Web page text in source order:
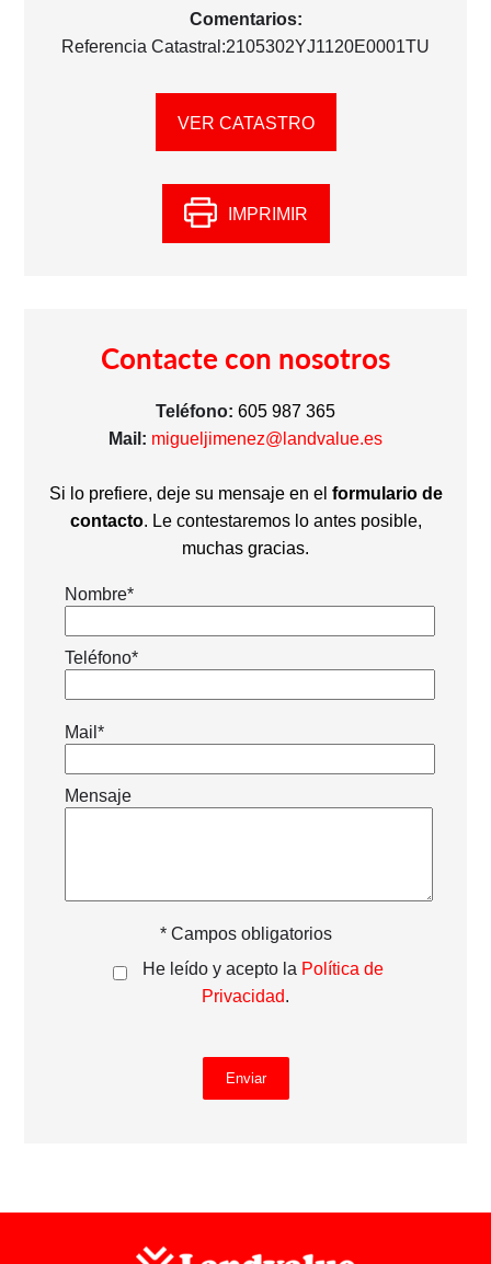
Comentarios:
Referencia Catastral:2105302YJ1120E0001TU
VER CATASTRO
IMPRIMIR
Contacte con nosotros
Teléfono: 605 987 365
Mail: migueljimenez@landvalue.es
Si lo prefiere, deje su mensaje en el formulario de
contacto. Le contestaremos lo antes posible,
muchas gracias.
Nombre*
Teléfono*
Mail*
Mensaje
* Campos obligatorios
He leído y acepto la Política de
Privacidad.
Enviar